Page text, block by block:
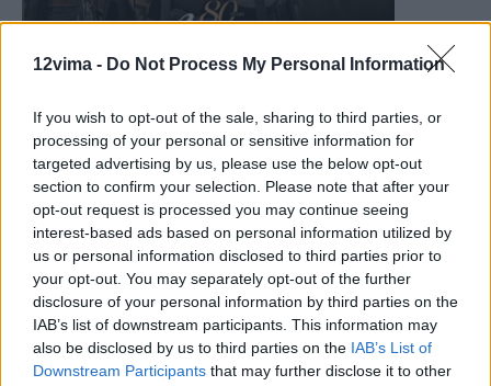
12vima - Do Not Process My Personal Information
If you wish to opt-out of the sale, sharing to third parties, or
processing of your personal or sensitive information for
targeted advertising by us, please use the below opt-out
section to confirm your selection. Please note that after your
opt-out request is processed you may continue seeing
interest-based ads based on personal information utilized by
us or personal information disclosed to third parties prior to
your opt-out. You may separately opt-out of the further
disclosure of your personal information by third parties on the
IAB’s list of downstream participants. This information may
also be disclosed by us to third parties on the IAB’s List of
Downstream Participants that may further disclose it to other